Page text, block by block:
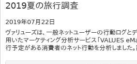
2019夏の旅行調査
2019年07月22日
ヴァリューズは、一般ネットユーザーの行動ログと
用いたマーケティング分析サービス「VALUES
行予定がある消費者のネット行動を分析しました